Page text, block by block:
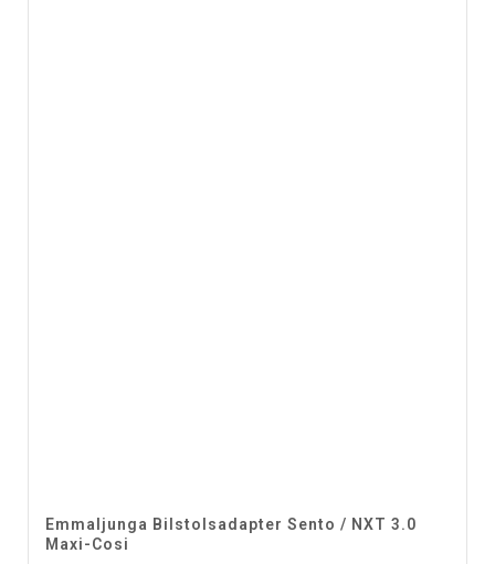
Emmaljunga Bilstolsadapter Sento / NXT 3.0
Maxi-Cosi